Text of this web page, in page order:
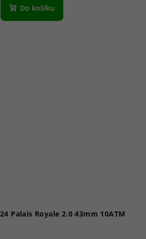
Do košíku
Palais Royale 2.0 43mm 10ATM